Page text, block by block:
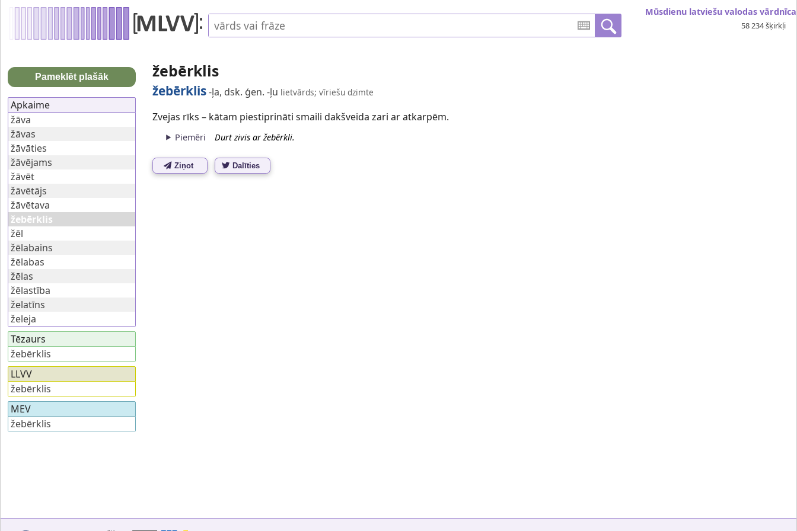
Mūsdienu latviešu valodas vārdnīca
58 234 šķirkļi
žebērklis
žebērklis-ļa, dsk. ģen. -ļu lietvārds; vīriešu dzimte
Zvejas rīks – kātam piestiprināti smaili dakšveida zari ar atkarpēm.
Piemēri Durt zivis ar žebērkli.
Ziņot Dalīties
Pameklēt plašāk
Apkaime
žāva
žāvas
žāvāties
žāvējams
žāvēt
žāvētājs
žāvētava
žebērklis
žēl
žēlabains
žēlabas
žēlas
žēlastība
želatīns
želeja
Tēzaurs
žebērklis
LLVV
žebērklis
MEV
žebērklis